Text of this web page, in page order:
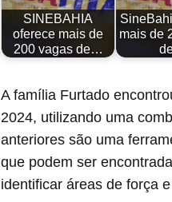
SINEBAHIA
oferece mais de
200 vagas de…
mais de
A família Furtado
2024, utilizando uma
anteriores são uma
que podem ser
identificar áreas de força